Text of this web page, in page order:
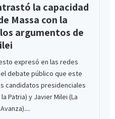
la capacidad
Massa con la
argumentos de
expresó en las redes
debate público que este
candidatos presidenciales
Patria) y Javier Milei (La